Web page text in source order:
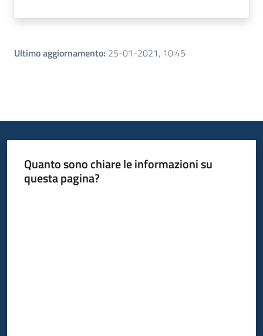
Ultimo aggiornamento: 25-01-2021, 10:45
Quanto sono chiare le informazioni su
questa pagina?